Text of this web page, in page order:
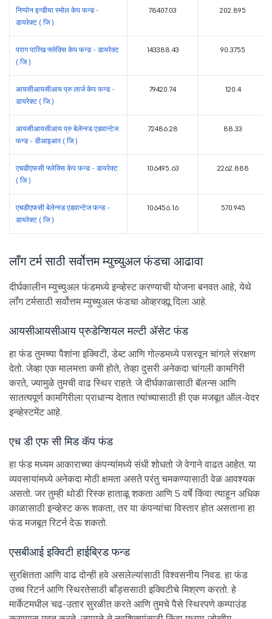
निप्पोन इन्डीया स्मोल केप फन्ड -
डायरेक्ट ( जि )
78407.03 202.895
पराग पारिख फ्लेक्सि केप फन्ड - डायरेक्ट
( जि )
143388.43 90.3755
आयसीआयसीआय प्रु लार्ज केप फन्ड -
डायरेक्ट ( जि )
79420.74 120.4
आयसीआयसीआय प्रु बेलेन्स्ड एडवान्टेज
फन्ड - डीआइआर ( जि )
72486.28 88.33
एचडीएफसी फ्लेक्सि केप फन्ड - डायरेक्ट
( जि )
106495.63 2262.888
एचडीएफसी बेलेन्स्ड एडवान्टेज फन्ड -
डायरेक्ट ( जि )
106456.16 570.945
लाँग टर्म साठी सर्वोत्तम म्युच्युअल फंडचा आढावा
दीर्घकालीन म्युच्युअल फंडमध्ये इन्व्हेस्ट करण्याची योजना बनवत आहे, येथे
लाँग टर्मसाठी सर्वोत्तम म्युच्युअल फंडचा ओव्हरव्ह्यू दिला आहे.
आयसीआयसीआय प्रुडेन्शियल मल्टी ॲसेट फंड
हा फंड तुमच्या पैशांना इक्विटी, डेब्ट आणि गोल्डमध्ये पसरवून चांगले संरक्षण
देतो. जेव्हा एक मालमत्ता कमी होते, तेव्हा दुसरी अनेकदा चांगली कामगिरी
करते, ज्यामुळे तुमची वाढ स्थिर राहते. जे दीर्घकाळासाठी बॅलन्स आणि
सातत्यपूर्ण कामगिरीला प्राधान्य देतात त्यांच्यासाठी ही एक मजबूत ऑल-वेदर
इन्व्हेस्टमेंट आहे.
एच डी एफ सी मिड कॅप फंड
हा फंड मध्यम आकाराच्या कंपन्यांमध्ये संधी शोधतो जे वेगाने वाढत आहेत. या
व्यवसायांमध्ये अनेकदा मोठी क्षमता असते परंतु चमकण्यासाठी वेळ आवश्यक
असतो. जर तुम्ही थोडी रिस्क हाताळू शकता आणि 5 वर्षे किंवा त्याहून अधिक
काळासाठी इन्व्हेस्ट करू शकता, तर या कंपन्यांचा विस्तार होत असताना हा
फंड मजबूत रिटर्न देऊ शकतो.
एसबीआई इक्विटी हाईब्रिड फन्ड
सुरक्षितता आणि वाढ दोन्ही हवे असलेल्यांसाठी विश्वसनीय निवड. हा फंड
उच्च रिटर्न आणि स्थिरतेसाठी बाँड्ससाठी इक्विटीचे मिश्रण करतो. हे
मार्केटमधील चढ-उतार सुरळीत करते आणि तुमचे पैसे स्थिरपणे कम्पाउंड